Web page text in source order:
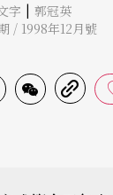
字 | 郭冠英
/ 1998年12月號